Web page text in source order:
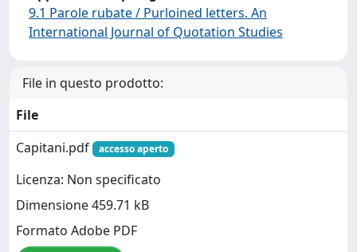
9.1 Parole rubate / Purloined letters. An
International Journal of Quotation Studies
File in questo prodotto:
File
Capitani.pdf
accesso aperto
Licenza: Non specificato
Dimensione 459.71 kB
Formato Adobe PDF